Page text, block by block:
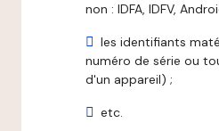
non : IDFA, IDFV,
les identifiants
numéro de série ou
d'un appareil) ;
etc.